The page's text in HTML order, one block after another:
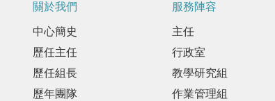
關於我們
中心簡史
歷任主任
歷任組長
歷年團隊
服務陣容
主任
行政室
教學研究組
作業管理組